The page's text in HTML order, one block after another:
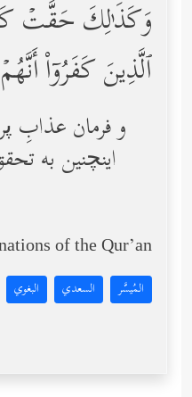
وَكَذَ ٰ⁠لِكَ حَقَّتۡ
ٱلَّذِینَ كَفَرُوۤاْ
و فرمان عذابِ
اینچنین به
of the Qur’an:
المُيسَّر السعدي البغوي